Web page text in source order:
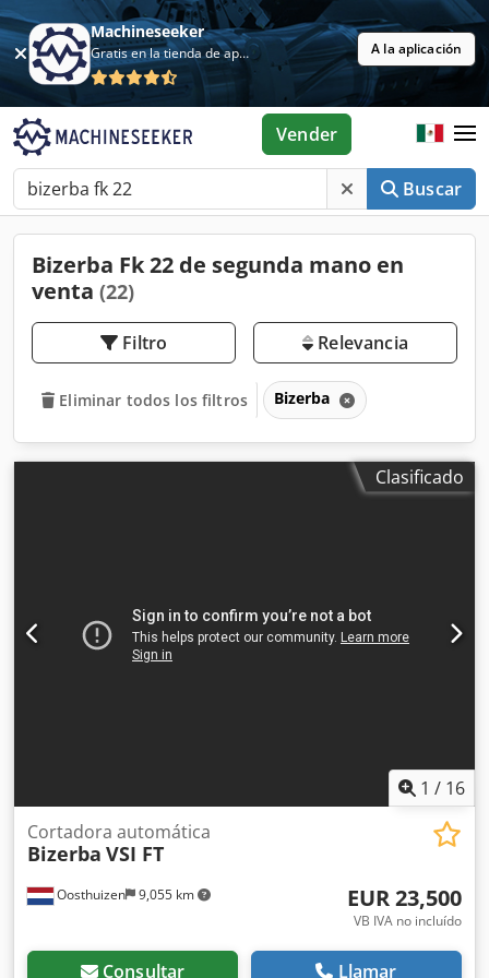
Machineseeker
Gratis en la tienda de aplicaciones A la aplicación
Buscar
Vender
Bizerba Fk 22 de segunda mano en
venta (22)
Filtro Relevancia
Eliminar todos los filtros Bizerba
Clasificado
1 / 16
Oosthuizen 9,055 km
Cortadora automática
Bizerba VSI FT
EUR 23,500
VB IVA no incluído
Consultar Llamar